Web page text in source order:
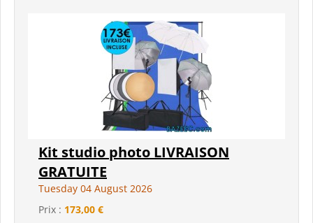
Kit studio photo LIVRAISON
GRATUITE
Tuesday 04 August 2026
Prix : 173,00 €